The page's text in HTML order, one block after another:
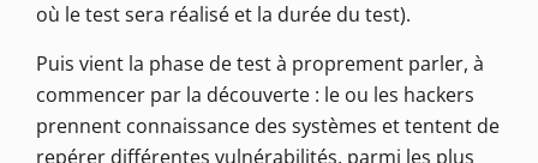
où le test sera réalisé et la durée du test).
Puis vient la phase de test à proprement parler, à
commencer par la découverte : le ou les hackers
prennent connaissance des systèmes et tentent de
repérer différentes vulnérabilités, parmi les plus